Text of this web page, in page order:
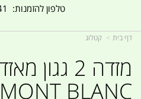
טלפון להזמנות: 052-3214741
דף בית קטלוג